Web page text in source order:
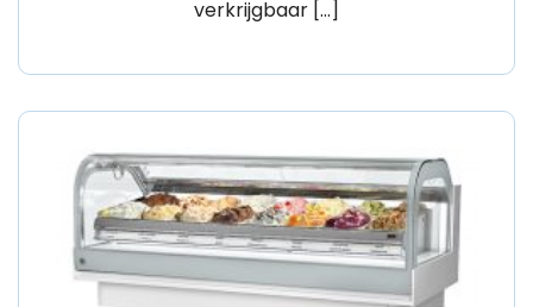
verkrijgbaar […]